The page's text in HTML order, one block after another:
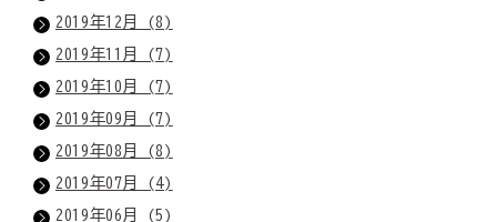
2019年12月 (8)
2019年11月 (7)
2019年10月 (7)
2019年09月 (7)
2019年08月 (8)
2019年07月 (4)
2019年06月 (5)